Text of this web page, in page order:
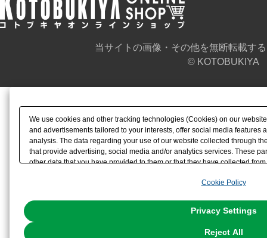
当サイトの画像・その他を無断転載す
© KOTOBUKIYA
We use cookies and other tracking technologies (Cookies) on our
and advertisements tailored to your interests, offer social media features
analysis. The data regarding your use of our website collected through
that provide advertising, social media and/or analytics services. These
other data that you have provided to them or that they have collected
the use of all Cookies except for Strictly Necessary Cookies, please
Cookie Policy
Privacy Settings
Reject All